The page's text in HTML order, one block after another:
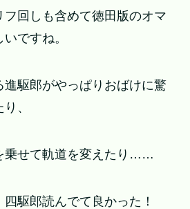
回しも含めて徳田版のオマ
ですね。
進駆郎がやっぱりおばけに驚
、
乗せて軌道を変えたり……
駆郎読んでて良かった！